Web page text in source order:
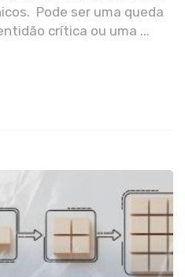
Pode ser uma queda
crítica ou uma ...